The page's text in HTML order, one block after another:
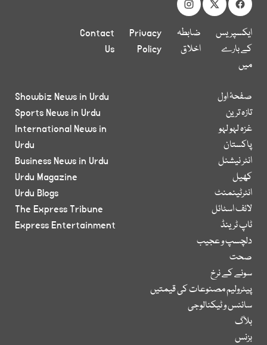
ایکسپریس
کے بارے
میں
ضابطہ
اخلاق
Privacy
Policy
Contact
Us
صفحۂ اول
تازہ ترین
غزہ لہو لہو
پاکستان
انٹر نیشنل
کھیل
انٹرٹینمنٹ
لائف اسٹائل
ٹاپ ٹرینڈ
دلچسپ و عجیب
صحت
سونے کے نرخ
پیٹرولیم مصنوعات کی قیمتیں
سائنس و ٹیکنالوجی
بلاگ
بزنس
Showbiz News in Urdu
Sports News in Urdu
International News in
Urdu
Business News in Urdu
Urdu Magazine
Urdu Blogs
The Express Tribune
Express Entertainment